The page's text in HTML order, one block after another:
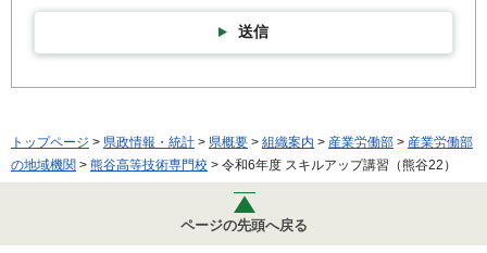
送信
トップページ > 県政情報・統計 > 県概要 > 組織案内 > 産業労働部 > 産業労働部
の地域機関 > 熊谷高等技術専門校 > 令和6年度 スキルアップ講習（熊谷22）
ページの先頭へ戻る